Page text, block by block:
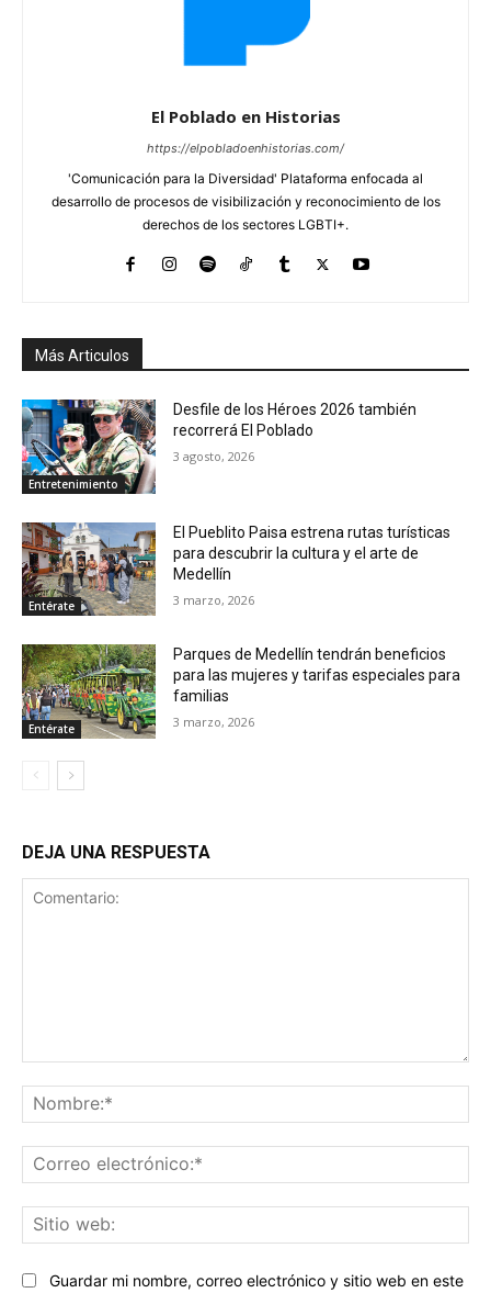
El Poblado en Historias
https://elpobladoenhistorias.com/
'Comunicación para la Diversidad' Plataforma enfocada al
desarrollo de procesos de visibilización y reconocimiento de los
derechos de los sectores LGBTI+.
Más Articulos
Entretenimiento
Desfile de los Héroes 2026 también
recorrerá El Poblado
3 agosto, 2026
Entérate
El Pueblito Paisa estrena rutas turísticas
para descubrir la cultura y el arte de
Medellín
3 marzo, 2026
Entérate
Parques de Medellín tendrán beneficios
para las mujeres y tarifas especiales para
familias
3 marzo, 2026
DEJA UNA RESPUESTA
Guardar mi nombre, correo electrónico y sitio web en este